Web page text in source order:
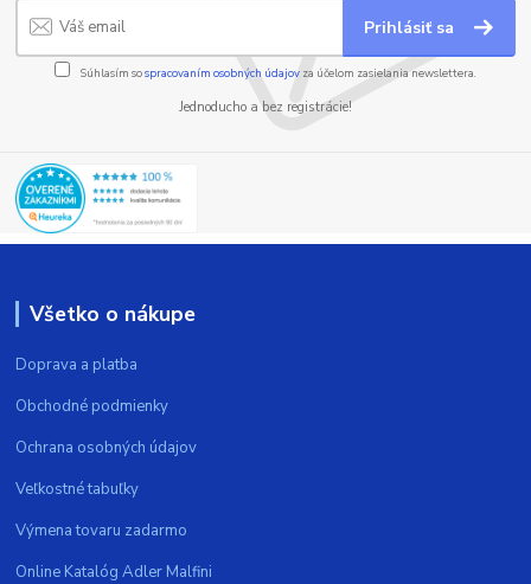
Prihlásiť sa
Súhlasím sospracovaním osobných údajov za účelom zasielania newslettera.
Jednoducho a bez registrácie!
Všetko o nákupe
Doprava a platba
Obchodné podmienky
Ochrana osobných údajov
Veľkostné tabuľky
Výmena tovaru zadarmo
Online Katalóg Adler Malfini